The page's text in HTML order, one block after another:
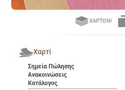
ΧΑΡΤΌΝΙ
Χαρτί
Σημεία Πώλησης
Ανακοινώσεις
Κατάλογος